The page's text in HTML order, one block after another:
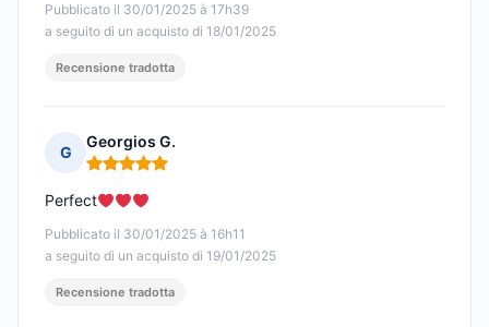
Pubblicato il 30/01/2025 à 17h39
a seguito di un acquisto di 18/01/2025
Recensione tradotta
G
Georgios G.
Nota: 5 su 5
Pubblicato il 30/01/2025 à 16h11
a seguito di un acquisto di 19/01/2025
Perfect
Recensione tradotta